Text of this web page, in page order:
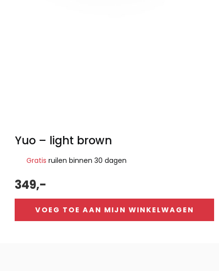
Yuo – light brown
Gratis ruilen binnen 30 dagen
349,-
VOEG TOE AAN MIJN WINKELWAGEN